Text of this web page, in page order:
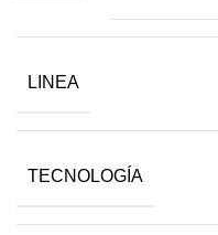
LINEA
TECNOLOGÍA